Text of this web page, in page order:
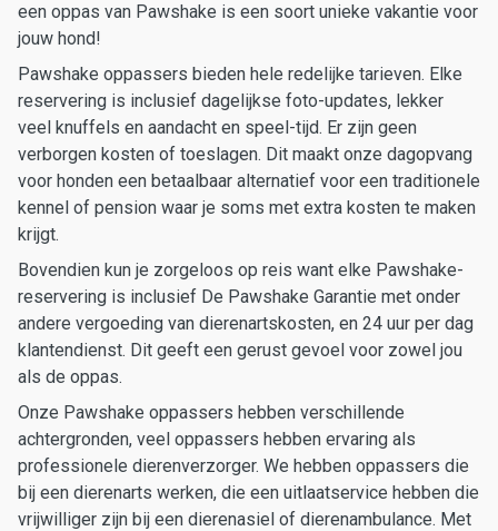
een oppas van Pawshake is een soort unieke vakantie voor
jouw hond!
Pawshake oppassers bieden hele redelijke tarieven. Elke
reservering is inclusief dagelijkse foto-updates, lekker
veel knuffels en aandacht en speel-tijd. Er zijn geen
verborgen kosten of toeslagen. Dit maakt onze dagopvang
voor honden een betaalbaar alternatief voor een traditionele
kennel of pension waar je soms met extra kosten te maken
krijgt.
Bovendien kun je zorgeloos op reis want elke Pawshake-
reservering is inclusief De Pawshake Garantie met onder
andere vergoeding van dierenartskosten, en 24 uur per dag
klantendienst. Dit geeft een gerust gevoel voor zowel jou
als de oppas.
Onze Pawshake oppassers hebben verschillende
achtergronden, veel oppassers hebben ervaring als
professionele dierenverzorger. We hebben oppassers die
bij een dierenarts werken, die een uitlaatservice hebben die
vrijwilliger zijn bij een dierenasiel of dierenambulance. Met